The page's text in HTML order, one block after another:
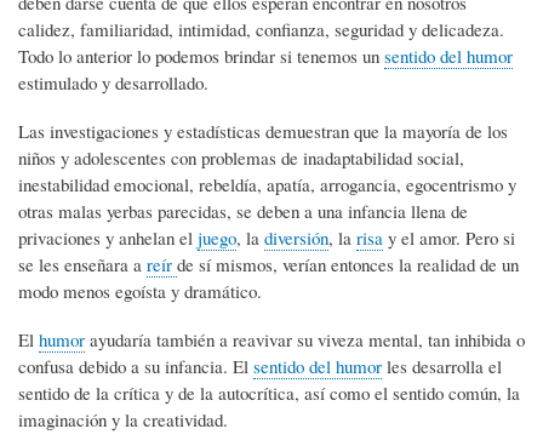
calidez, familiaridad, intimidad, confianza, seguridad y delicadeza.
Todo lo anterior lo podemos brindar si tenemos un sentido del humor
estimulado y desarrollado.
Las investigaciones y estadísticas demuestran que la mayoría de los
niños y adolescentes con problemas de inadaptabilidad social,
inestabilidad emocional, rebeldía, apatía, arrogancia, egocentrismo y
otras malas yerbas parecidas, se deben a una infancia llena de
privaciones y anhelan el juego, la diversión, la risa y el amor. Pero si
se les enseñara a reír de sí mismos, verían entonces la realidad de un
modo menos egoísta y dramático.
El humor ayudaría también a reavivar su viveza mental, tan inhibida o
confusa debido a su infancia. El sentido del humor les desarrolla el
sentido de la crítica y de la autocrítica, así como el sentido común, la
imaginación y la creatividad.